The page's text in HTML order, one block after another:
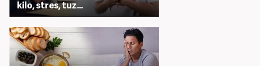
kilo, stres, tuz...